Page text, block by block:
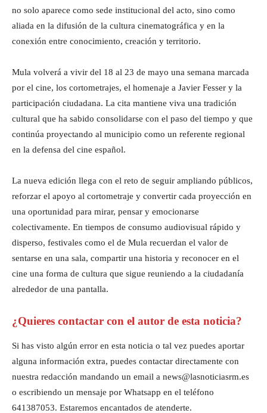
no solo aparece como sede institucional del acto, sino como
aliada en la difusión de la cultura cinematográfica y en la
conexión entre conocimiento, creación y territorio.
Mula volverá a vivir del 18 al 23 de mayo una semana marcada
por el cine, los cortometrajes, el homenaje a Javier Fesser y la
participación ciudadana. La cita mantiene viva una tradición
cultural que ha sabido consolidarse con el paso del tiempo y que
continúa proyectando al municipio como un referente regional
en la defensa del cine español.
La nueva edición llega con el reto de seguir ampliando públicos,
reforzar el apoyo al cortometraje y convertir cada proyección en
una oportunidad para mirar, pensar y emocionarse
colectivamente. En tiempos de consumo audiovisual rápido y
disperso, festivales como el de Mula recuerdan el valor de
sentarse en una sala, compartir una historia y reconocer en el
cine una forma de cultura que sigue reuniendo a la ciudadanía
alrededor de una pantalla.
¿Quieres contactar con el autor de esta noticia?
Si has visto algún error en esta noticia o tal vez puedes aportar
alguna información extra, puedes contactar directamente con
nuestra redacción mandando un email a news@lasnoticiasrm.es
o escribiendo un mensaje por Whatsapp en el teléfono
641387053. Estaremos encantados de atenderte.